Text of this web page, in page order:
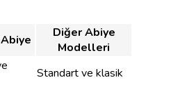
Diğer Abiye
Modelleri
Standart ve klasik